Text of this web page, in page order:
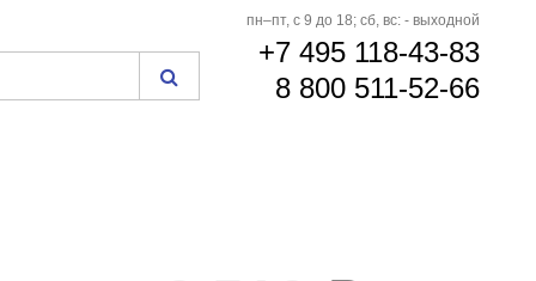
пн–пт, с 9 до 18; сб, вс: - выходной
+7 495 118-43-83
8 800 511-52-66